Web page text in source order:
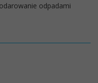
odpadami